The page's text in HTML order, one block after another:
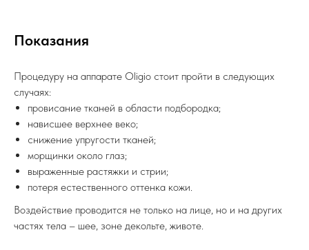
Показания
Процедуру на аппарате Oligio стоит пройти в следующих
случаях:
провисание тканей в области подбородка;
нависшее верхнее веко;
снижение упругости тканей;
морщинки около глаз;
выраженные растяжки и стрии;
потеря естественного оттенка кожи.
Воздействие проводится не только на лице, но и на других
частях тела – шее, зоне декольте, животе.